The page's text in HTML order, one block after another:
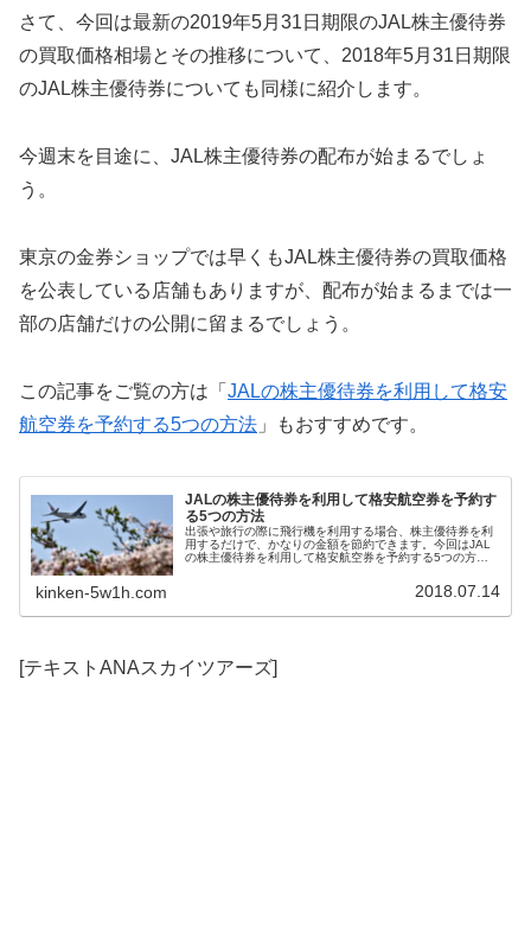
さて、今回は最新の2019年5月31日期限のJAL株主優待券
の買取価格相場とその推移について、2018年5月31日期限
のJAL株主優待券についても同様に紹介します。
今週末を目途に、JAL株主優待券の配布が始まるでしょ
う。
東京の金券ショップでは早くもJAL株主優待券の買取価格
を公表している店舗もありますが、配布が始まるまでは一
部の店舗だけの公開に留まるでしょう。
この記事をご覧の方は「 JALの株主優待券を利用して格安
航空券を予約する5つの方法 」もおすすめです。
JALの株主優待券を利用して格安航空券を予約す
る5つの方法
出張や旅行の際に飛行機を利用する場合、株主優待券を利
用するだけで、かなりの金額を節約できます。今回はJAL
の株主優待券を利用して格安航空券を予約する5つの方法
になっています。受けられるサービスは同じですから、や
kinken-5w1h.com 2018.07.14
[テキストANAスカイツアーズ]